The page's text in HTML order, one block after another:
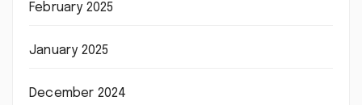
February 2025
January 2025
December 2024